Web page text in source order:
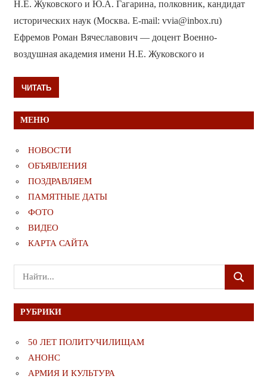
Н.Е. Жуковского и Ю.А. Гагарина, полковник, кандидат
исторических наук (Москва. E-mail: vvia@inbox.ru)
Ефремов Роман Вячеславович — доцент Военно-
воздушная академия имени Н.Е. Жуковского и
ЧИТАТЬ
МЕНЮ
НОВОСТИ
ОБЪЯВЛЕНИЯ
ПОЗДРАВЛЯЕМ
ПАМЯТНЫЕ ДАТЫ
ФОТО
ВИДЕО
КАРТА САЙТА
Поиск
для:
ПОИСК
РУБРИКИ
50 ЛЕТ ПОЛИТУЧИЛИЩАМ
АНОНС
АРМИЯ И КУЛЬТУРА